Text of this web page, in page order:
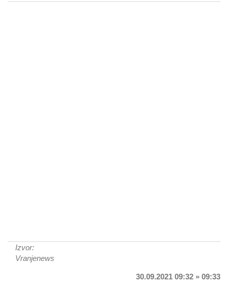
Izvor:
Vranjenews
30.09.2021 09:32 » 09:33